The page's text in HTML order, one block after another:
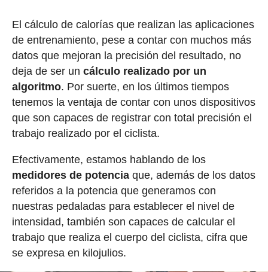
El cálculo de calorías que realizan las aplicaciones
de entrenamiento, pese a contar con muchos más
datos que mejoran la precisión del resultado, no
deja de ser un cálculo realizado por un
algoritmo. Por suerte, en los últimos tiempos
tenemos la ventaja de contar con unos dispositivos
que son capaces de registrar con total precisión el
trabajo realizado por el ciclista.
Efectivamente, estamos hablando de los
medidores de potenciaque, además de los datos
referidos a la potencia que generamos con
nuestras pedaladas para establecer el nivel de
intensidad, también son capaces de calcular el
trabajo que realiza el cuerpo del ciclista, cifra que
se expresa en kilojulios.